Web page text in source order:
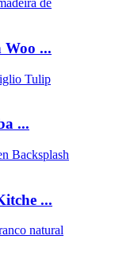
Woo ...
...
...